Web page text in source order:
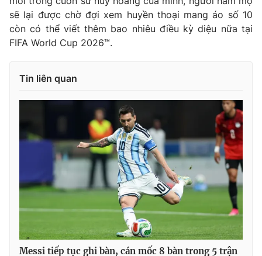
sẽ lại được chờ đợi xem huyền thoại mang áo số 10
còn có thể viết thêm bao nhiêu điều kỳ diệu nữa tại
FIFA World Cup 2026™.
Tin liên quan
Messi tiếp tục ghi bàn, cán mốc 8 bàn trong 5 trận